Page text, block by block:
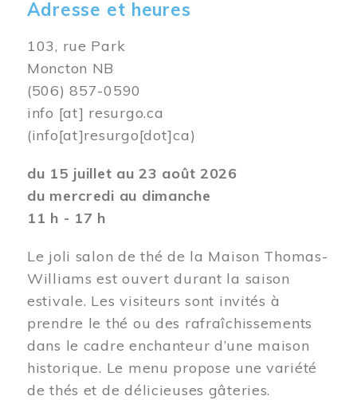
Adresse et heures
103, rue Park
Moncton NB
(506) 857-0590
info [at] resurgo.ca
(info[at]resurgo[dot]ca)
du 15 juillet au 23 août 2026
du mercredi au dimanche
11 h - 17 h
Le joli salon de thé de la Maison Thomas-
Williams est ouvert durant la saison
estivale. Les visiteurs sont invités à
prendre le thé ou des rafraîchissements
dans le cadre enchanteur d’une maison
historique. Le menu propose une variété
de thés et de délicieuses gâteries.